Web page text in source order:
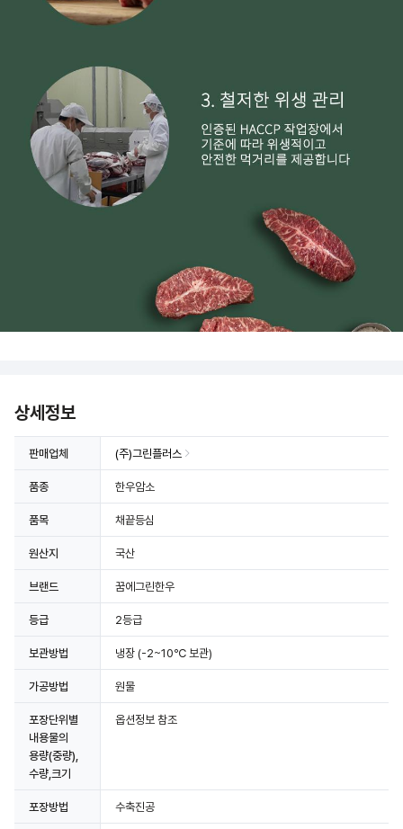
상세정보 더보기
상세정보
판매업체 (주)그린플러스
품종 한우암소
품목 채끝등심
원산지 국산
브랜드 꿈에그린한우
등급 2등급
보관방법 냉장 (-2~10℃ 보관)
가공방법 원물
포장단위별
내용물의
용량(중량),
수량,크기
옵션정보 참조
포장방법 수축진공